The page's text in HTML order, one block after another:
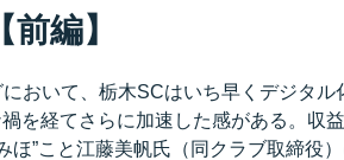
編】
おいて、栃木SCはいち早くデジタル
を経てさらに加速した感がある。収
ほ”こと江藤美帆氏（同クラブ取締役